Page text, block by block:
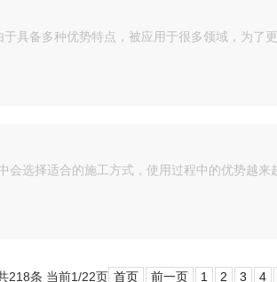
具备多种优势特点，被应用于很多领域，为
会选择适合的施工方式，使用过程中的优势越
218条 当前1/22页 首页 前一页 1 2 3 4